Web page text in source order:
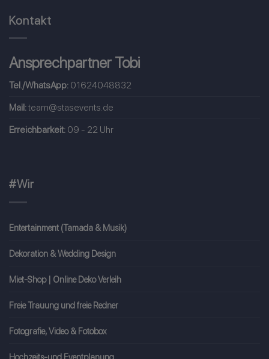
Kontakt
Ansprechpartner Tobi
Tel./WhatsApp: 01624048832
Mail:team@stasevents.de
Erreichbarkeit: 09 - 22 Uhr
#Wir
Entertainment (Tamada & Musik)
Dekoration & Wedding Design
Miet-Shop | Online Deko Verleih
Freie Trauung und freie Redner
Fotografie, Video & Fotobox